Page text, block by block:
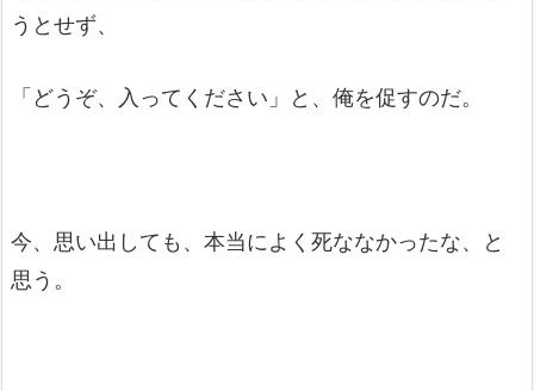
うとせず、
「どうぞ、入ってください」と、俺を促すのだ。
今、思い出しても、本当によく死ななかったな、と
思う。